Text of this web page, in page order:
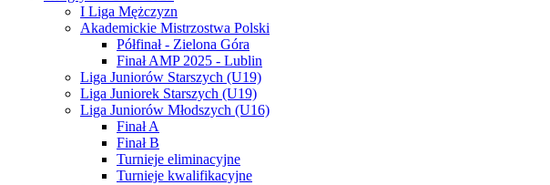
I Liga Mężczyzn
Akademickie Mistrzostwa Polski
Półfinał - Zielona Góra
Finał AMP 2025 - Lublin
Liga Juniorów Starszych (U19)
Liga Juniorek Starszych (U19)
Liga Juniorów Młodszych (U16)
Finał A
Finał B
Turnieje eliminacyjne
Turnieje kwalifikacyjne